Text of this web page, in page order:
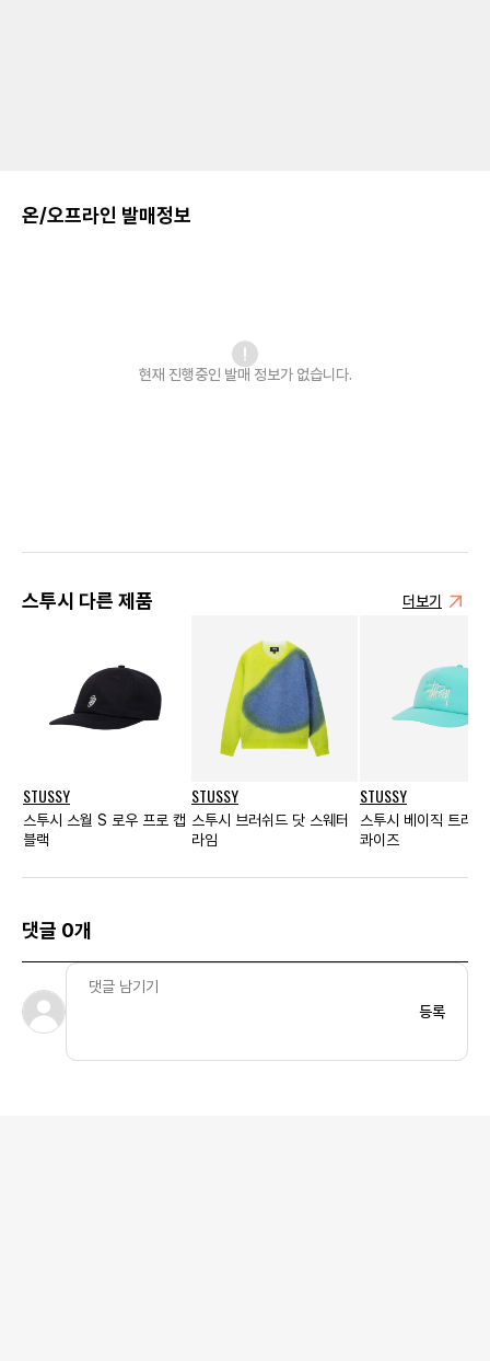
온/오프라인 발매정보
현재 진행중인 발매 정보가 없습니다.
스투시 다른 제품 더보기
STUSSY
스투시 스월 S 로우 프로 캡
블랙
STUSSY
스투시 브러쉬드 닷 스웨터
라임
STUSSY
스투시 베이직 트러
콰이즈
댓글 0개
등록